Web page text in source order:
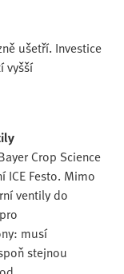
ušetří. Investice
vyšší
Crop Science
Festo. Mimo
ventily do
musí
stejnou